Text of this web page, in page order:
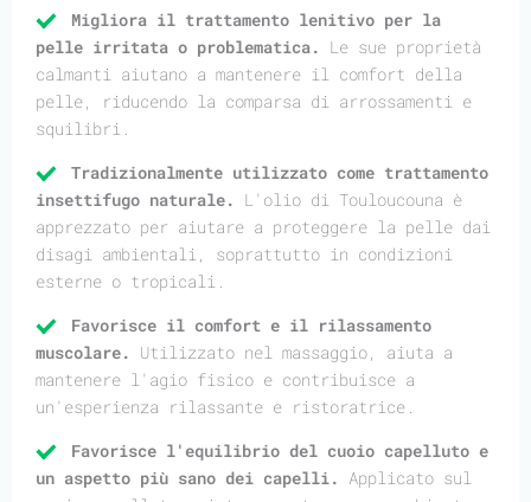
Migliora il trattamento lenitivo per la
pelle irritata o problematica. Le sue proprietà
calmanti aiutano a mantenere il comfort della
pelle, riducendo la comparsa di arrossamenti e
squilibri.
Tradizionalmente utilizzato come trattamento
insettifugo naturale. L'olio di Touloucouna è
apprezzato per aiutare a proteggere la pelle dai
disagi ambientali, soprattutto in condizioni
esterne o tropicali.
Favorisce il comfort e il rilassamento
muscolare. Utilizzato nel massaggio, aiuta a
mantenere l'agio fisico e contribuisce a
un'esperienza rilassante e ristoratrice.
Favorisce l'equilibrio del cuoio capelluto e
un aspetto più sano dei capelli. Applicato sul